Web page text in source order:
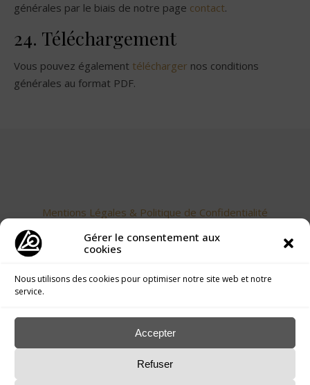
Gérer le consentement aux
cookies
Nous utilisons des cookies pour optimiser notre site web et notre
service.
Accepter
Refuser
générales par le biais de notre page contact.
24. Téléchargement
Vous pouvez également télécharger nos conditions
générales au format PDF.
Mentions Légales & Politique de Confidentialité
Conditions générales